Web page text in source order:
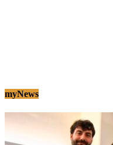
myNews